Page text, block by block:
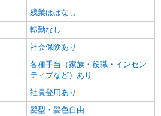
残業ほぼなし
転勤なし
社会保険あり
各種手当（家族・役職・インセン
ティブなど）あり
社員登用あり
髪型・髪色自由